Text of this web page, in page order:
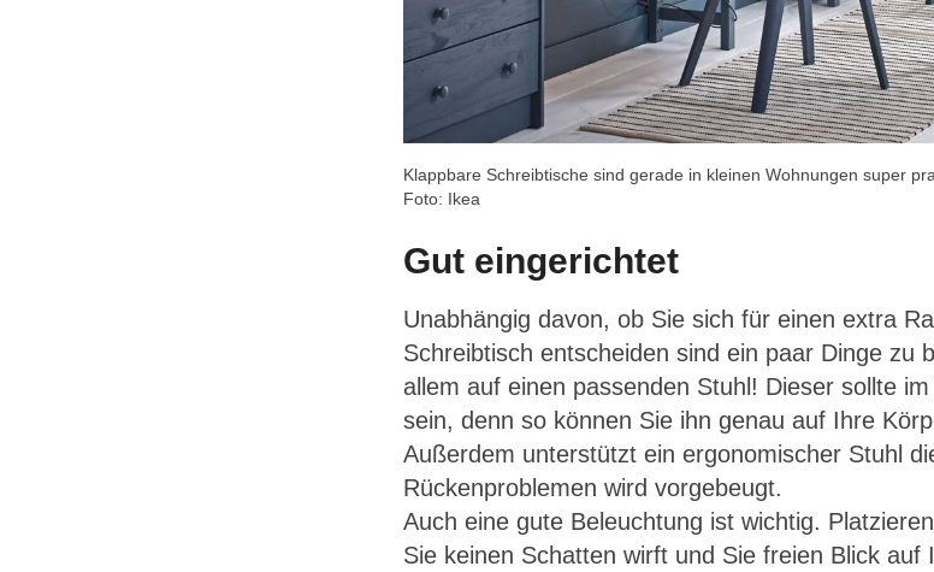
Klappbare Schreibtische sind gerade in kleinen Wohnungen super
Foto: Ikea
Gut eingerichtet
Unabhängig davon, ob Sie sich für einen extra
Schreibtisch entscheiden sind ein paar Dinge zu
allem auf einen passenden Stuhl! Dieser sollte
sein, denn so können Sie ihn genau auf Ihre
Außerdem unterstützt ein ergonomischer Stuhl
Rückenproblemen wird vorgebeugt.
Auch eine gute Beleuchtung ist wichtig.
Sie keinen Schatten wirft und Sie freien Blick auf